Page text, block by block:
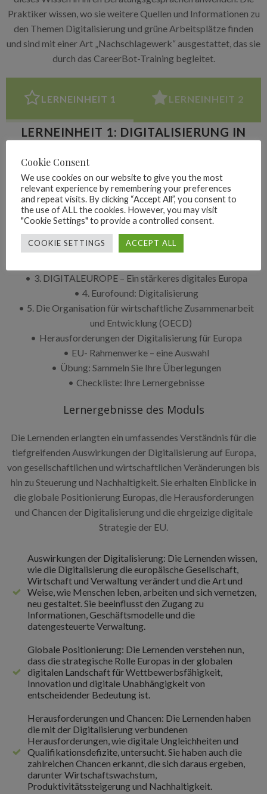
Praktiker wissen, wo sie weitere Quellen und Informationen zu
den Themen Digitalisierung und grüne Arbeitsplätze finden
und sind mit einer Art „Nachschlagewerk“ ausgestattet, das sie
durch das CareerBot-Training begleitet.
LERNEINHEIT 1 LERNEINHEIT 2
LERNEINHEIT 1: DIGITALISIERUNG IN
HERAUSFORDERUNGEN UND
AUSWIRKUNGEN
Die digitale Revolution in Europa?
Digitalisierung – der europäische Weg
1. Ein Europa fit für das digitale Zeitalter
3. DIGITALEUROPE – Ein stärkeres digitales Europa
4. Eurofound: Digitalisierung
5. Die Organisation für wirtschaftliche Zusammenarbeit
und Entwicklung (OECD)
Herausforderungen der Digitalisierung für Europa
EU- Rahmenwerke – eine Auswahl
Übung: Sammeln Sie Ihre Überlegungen
Checkliste: Ihre Lernergebnisse
Lernergebnisse des Moduls
Die Lernenden erlangten ein umfassendes Verständnis für die
tiefgreifenden Auswirkungen der Digitalisierung auf Europa,
von gesellschaftlichen und wirtschaftlichen Veränderungen bis
hin zu Steuerung und Nachhaltigkeit. Sie erhalten Einblicke in
die globale Positionierung Europas, die Herausforderungen
und Chancen der Digitalisierung und die ehrgeizige digitale
Strategie der EU.
Auswirkungen der Digitalisierung: Die Lernenden wissen,
wie die Digitalisierung die europäische Gesellschaft,
Wirtschaft und Verwaltung verändert und die Art und
Weise, wie Menschen leben, arbeiten und sich vernetzen,
neu gestaltet. Sie beeinflusst den Zugang zu
Informationen, Geschäftsmodelle und die
datengesteuerte Verwaltung.
Globale Positionierung: Die Lernenden verstehen nun,
dass die strategische Rolle Europas in der globalen
digitalen Landschaft für Wettbewerbsfähigkeit,
Innovation und digitale Unabhängigkeit von
entscheidender Bedeutung ist.
Herausforderungen und Chancen: Die Lernenden haben
die mit der Digitalisierung verbundenen
Herausforderungen, wie digitale Ungleichheiten und
Qualifikationsdefizite, untersucht. Sie haben auch die
zahlreichen Chancen erkannt, die sich daraus ergeben,
darunter Wirtschaftswachstum,
Produktivitätssteigerung und Nachhaltigkeit.
Cookie Consent
We use cookies on our website to give you the most
relevant experience by remembering your preferences
and repeat visits. By clicking “Accept All”, you consent to
the use of ALL the cookies. However, you may visit
"Cookie Settings" to provide a controlled consent.
COOKIE SETTINGS ACCEPT ALL